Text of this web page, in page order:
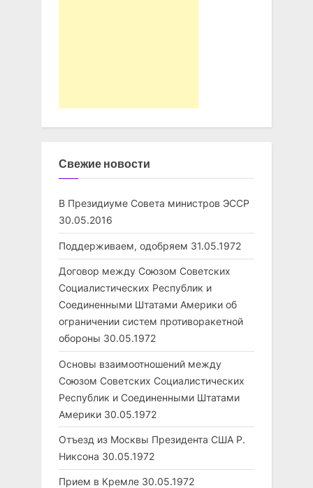
Свежие новости
В Президиуме Совета министров ЭССР
30.05.2016
Поддерживаем, одобряем 31.05.1972
Договор между Союзом Советских
Социалистических Республик и
Соединенными Штатами Америки об
ограничении систем противоракетной
обороны 30.05.1972
Основы взаимоотношений между
Союзом Советских Социалистических
Республик и Соединенными Штатами
Америки 30.05.1972
Отъезд из Москвы Президента США Р.
Никсона 30.05.1972
Прием в Кремле 30.05.1972